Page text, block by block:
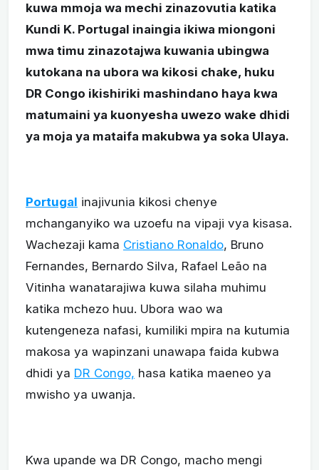
kuwa mmoja wa mechi zinazovutia katika
Kundi K. Portugal inaingia ikiwa miongoni
mwa timu zinazotajwa kuwania ubingwa
kutokana na ubora wa kikosi chake, huku
DR Congo ikishiriki mashindano haya kwa
matumaini ya kuonyesha uwezo wake dhidi
ya moja ya mataifa makubwa ya soka Ulaya.
Portugal inajivunia kikosi chenye
mchanganyiko wa uzoefu na vipaji vya kisasa.
Wachezaji kama Cristiano Ronaldo, Bruno
Fernandes, Bernardo Silva, Rafael Leão na
Vitinha wanatarajiwa kuwa silaha muhimu
katika mchezo huu. Ubora wao wa
kutengeneza nafasi, kumiliki mpira na kutumia
makosa ya wapinzani unawapa faida kubwa
dhidi ya DR Congo, hasa katika maeneo ya
mwisho ya uwanja.
Kwa upande wa DR Congo, macho mengi